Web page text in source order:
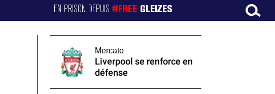
EN PRISON DEPUIS#FREE GLEIZES
Mercato
Liverpool se renforce en
défense